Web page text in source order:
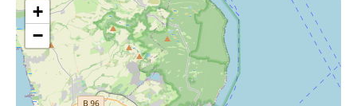
+
−